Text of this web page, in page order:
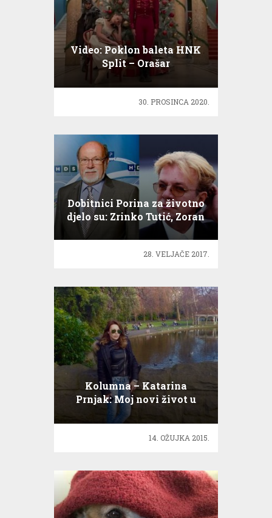
Video: Poklon baleta HNK
Split – Orašar
30. PROSINCA 2020.
Dobitnici Porina za životno
djelo su: Zrinko Tutić, Zoran
Juranić…
28. VELJAČE 2017.
Kolumna – Katarina
Prnjak: Moj novi život u
Irskoj!
14. OŽUJKA 2015.